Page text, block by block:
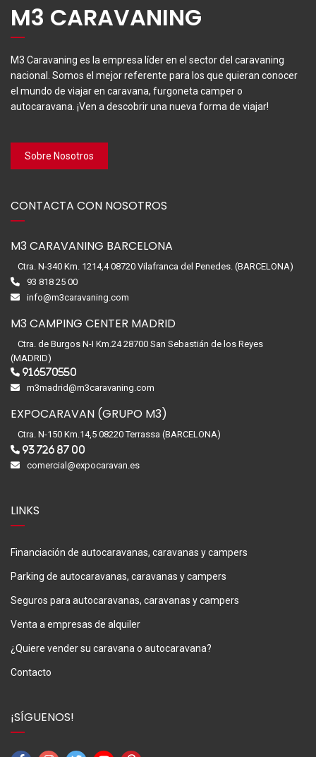
M3 CARAVANING
M3 Caravaning es la empresa líder en el sector del caravaning
nacional. Somos el mejor referente para los que quieran conocer
el mundo de viajar en caravana, furgoneta camper o
autocaravana. ¡Ven a descobrir una nueva forma de viajar!
Sobre Nosotros
CONTACTA CON NOSOTROS
M3 CARAVANING BARCELONA
Ctra. N-340 Km. 1214,4 08720 Vilafranca del Penedes. (BARCELONA)
93 818 25 00
info@m3caravaning.com
M3 CAMPING CENTER MADRID
Ctra. de Burgos N-I Km.24 28700 San Sebastián de los Reyes
(MADRID)
916570550
m3madrid@m3caravaning.com
EXPOCARAVAN (GRUPO M3)
Ctra. N-150 Km.14,5 08220 Terrassa (BARCELONA)
93 726 87 00
comercial@expocaravan.es
LINKS
Financiación de autocaravanas, caravanas y campers
Parking de autocaravanas, caravanas y campers
Seguros para autocaravanas, caravanas y campers
Venta a empresas de alquiler
¿Quiere vender su caravana o autocaravana?
Contacto
¡SÍGUENOS!